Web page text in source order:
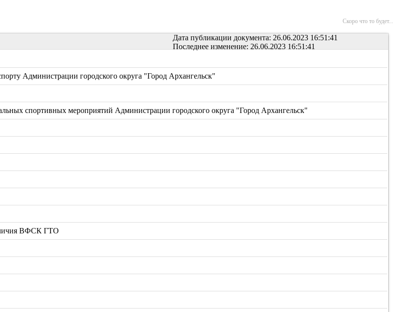
Скоро что то будет...
Дата публикации документа: 26.06.2023 16:51:41
Последнее изменение: 26.06.2023 16:51:41
Администрации городского округа "Город Архангельск"
спортивных мероприятий Администрации городского округа "Город Архангельск"
ВФСК ГТО